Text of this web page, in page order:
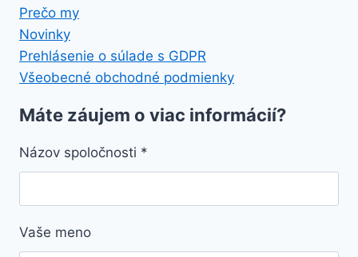
Prečo my
Novinky
Prehlásenie o súlade s GDPR
Všeobecné obchodné podmienky
Máte záujem o viac informácií?
Názov spoločnosti *
Vaše meno